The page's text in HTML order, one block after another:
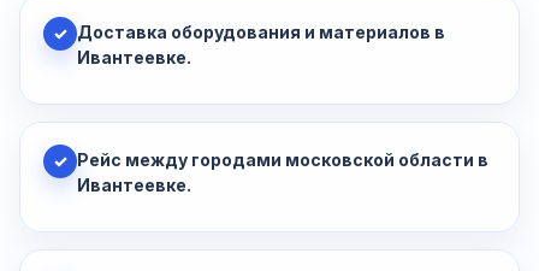
✓ Доставка оборудования и материалов в
Ивантеевке.
✓ Рейс между городами московской области в
Ивантеевке.